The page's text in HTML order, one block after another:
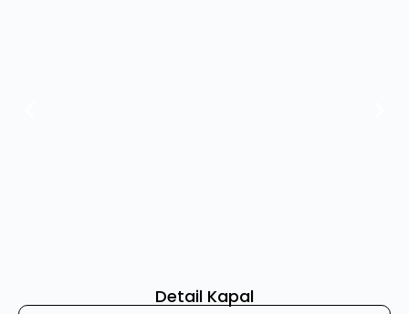
Detail Kapal